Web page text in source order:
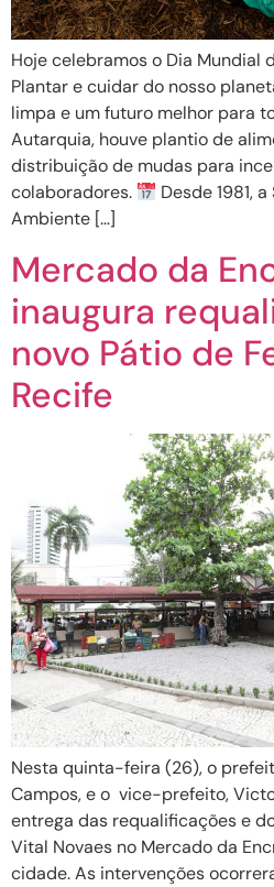
Hoje celebramos o Dia Mundial
Plantar e cuidar do nosso
limpa e um futuro melhor para
Autarquia, houve plantio de
distribuição de mudas para
colaboradores.
Desde 1981,
Ambiente […]
Mercado da
inaugura
novo Pátio de
Recife
Nesta quinta-feira (26), o
Campos, e o vice-prefeito,
entrega das requalificações e
Vital Novaes no Mercado da
cidade. As intervenções